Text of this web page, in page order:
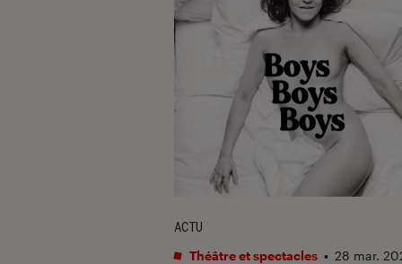
ACTU
Théâtre et spectacles • 28 mar.